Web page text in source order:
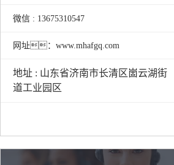
微信 : 13675310547
网址：www.mhafgq.com
地址 : 山东省济南市长清区崮云湖街
道工业园区